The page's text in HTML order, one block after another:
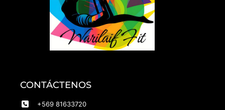
CONTÁCTENOS
+569 81633720